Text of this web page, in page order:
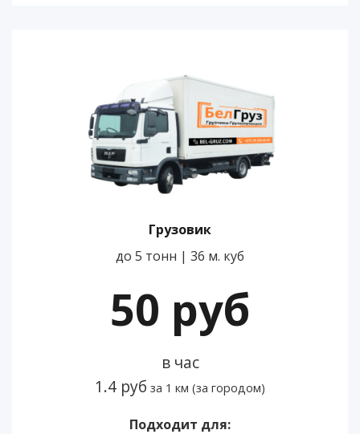
Грузовик
до 5 тонн | 36 м. куб
50 руб
в час
1.4 руб за 1 км (за городом)
Подходит для: